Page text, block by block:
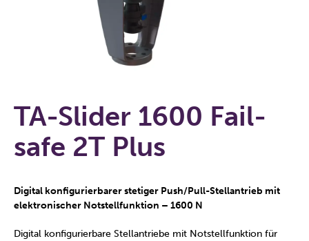
TA-Slider 1600 Fail-
safe 2T Plus
Digital konfigurierbarer stetiger Push/Pull-Stellantrieb mit
elektronischer Notstellfunktion – 1600 N
Digital konfigurierbare Stellantriebe mit Notstellfunktion für